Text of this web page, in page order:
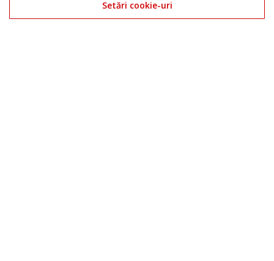
Consultă șiPolitica de confidențialitate|Politica de Cookie
Setări cookie-uri